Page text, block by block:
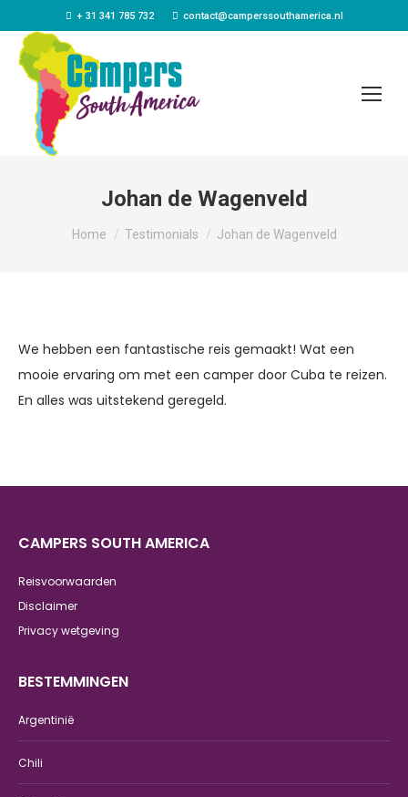
+ 31 341 785 732 contact@camperssouthamerica.nl
Johan de Wagenveld
Je bent hier:
Home Testimonials Johan de Wagenveld
We hebben een fantastische reis gemaakt! Wat een
mooie ervaring om met een camper door Cuba te reizen.
En alles was uitstekend geregeld.
CAMPERS SOUTH AMERICA
Reisvoorwaarden
Disclaimer
Privacy wetgeving
BESTEMMINGEN
Argentinië
Chili